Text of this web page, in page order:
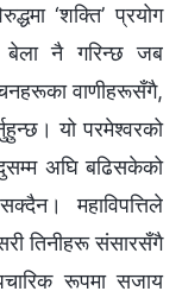
‘शक्ति’ प्रयोग
बेला नै गरिन्छ जब
वाणीहरूसँगै,
यो परमेश्‍वरको
अघि बढिसकेको
महाविपत्तिले
तिनीहरू संसारसँगै
रूपमा सजाय